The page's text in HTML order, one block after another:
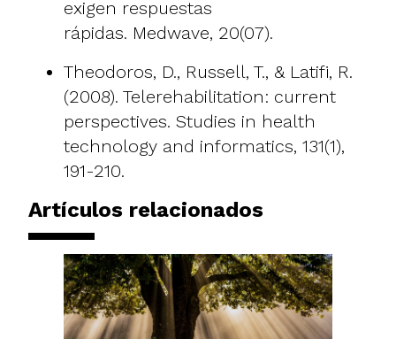
exigen respuestas
rápidas. Medwave, 20(07).
Theodoros, D., Russell, T., & Latifi, R.
(2008). Telerehabilitation: current
perspectives. Studies in health
technology and informatics, 131(1),
191-210.
Artículos relacionados